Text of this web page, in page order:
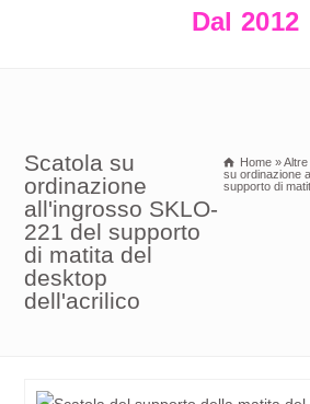
Dal 2012
Scatola su
ordinazione
all'ingrosso SKLO-
221 del supporto
di matita del
desktop
dell'acrilico
Home »
su ordinazione
supporto di